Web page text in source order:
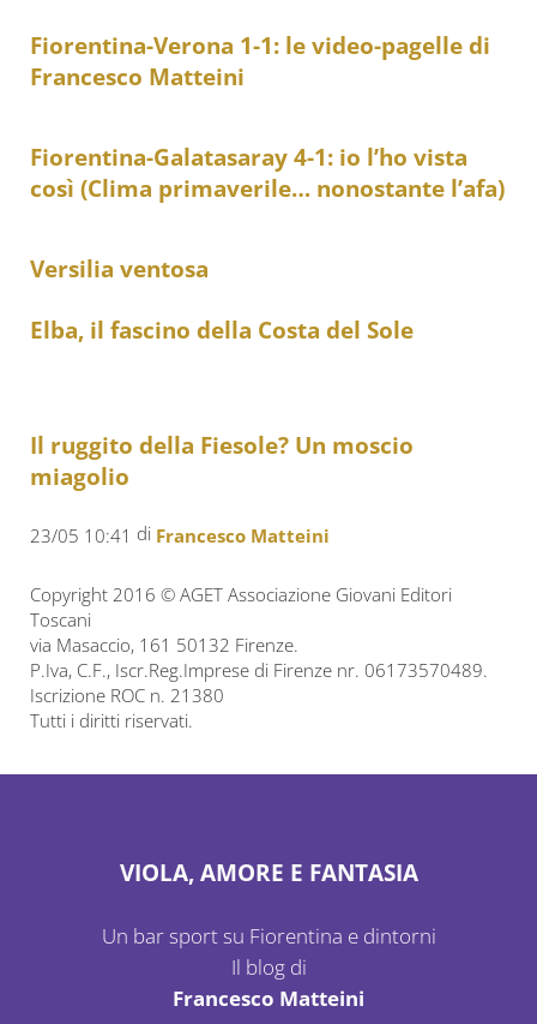
Fiorentina-Verona 1-1: le video-pagelle di
Francesco Matteini
Fiorentina-Galatasaray 4-1: io l’ho vista
così (Clima primaverile… nonostante l’afa)
Versilia ventosa
Elba, il fascino della Costa del Sole
Il ruggito della Fiesole? Un moscio
miagolio
23/05 10:41 di Francesco Matteini
Copyright 2016 © AGET Associazione Giovani Editori
Toscani
via Masaccio, 161 50132 Firenze.
P.Iva, C.F., Iscr.Reg.Imprese di Firenze nr. 06173570489.
Iscrizione ROC n. 21380
Tutti i diritti riservati.
VIOLA, AMORE E FANTASIA
Un bar sport su Fiorentina e dintorni
Il blog di
Francesco Matteini